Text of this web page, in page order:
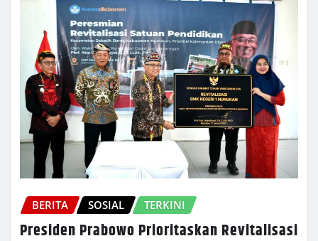
BERITA SOSIAL TERKINI
Presiden Prabowo Prioritaskan Revitalisasi